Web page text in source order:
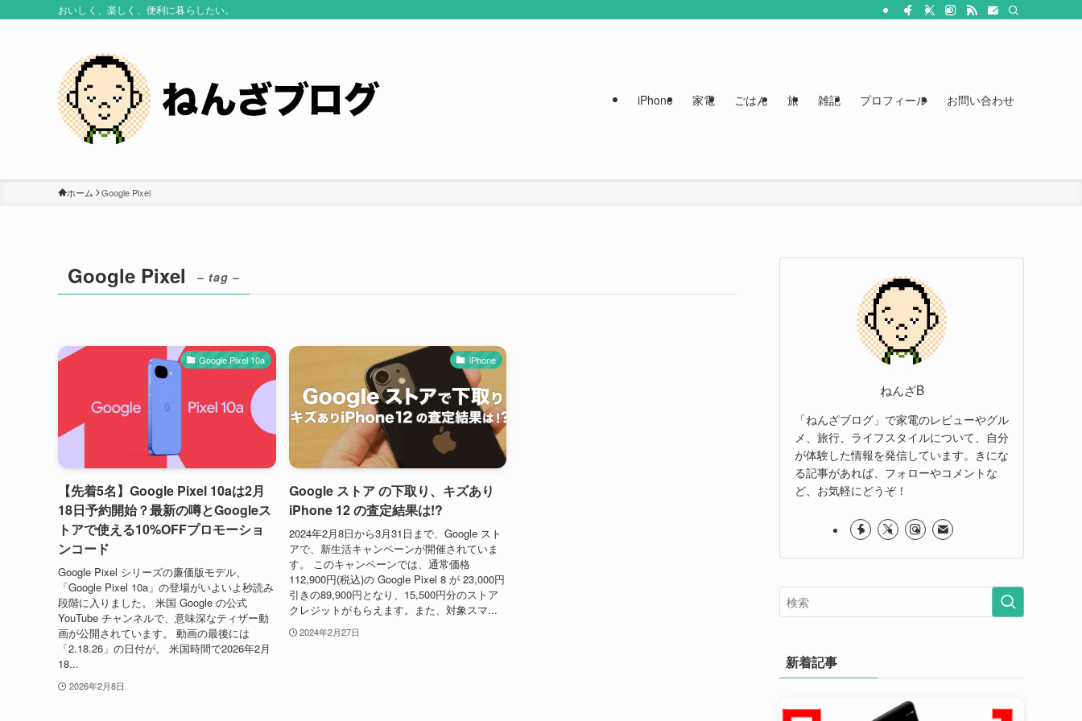
おいしく、楽しく、便利に暮らしたい。
iPhone 家電 ごはん 旅 雑記 プロフィール お問い合わせ
ホーム Google Pixel
Google Pixel – tag –
Google Pixel 10a
【先着5名】Google Pixel 10aは2月
18日予約開始？最新の噂とGoogleス
トアで使える10%OFFプロモーショ
ンコード
Google Pixel シリーズの廉価版モデル、
「Google Pixel 10a」の登場がいよいよ秒読み
段階に入りました。 米国 Google の公式
YouTube チャンネルで、意味深なティザー動
画が公開されています。 動画の最後には
「2.18.26」の日付が。 米国時間で2026年2月
18...
2026年2月8日
iPhone
Google ストア の下取り、キズあり
iPhone 12 の査定結果は!?
2024年2月8日から3月31日まで、Google スト
アで、新生活キャンペーンが開催されていま
す。 このキャンペーンでは、通常価格
112,900円(税込)の Google Pixel 8 が 23,000円
引きの89,900円となり、15,500円分のストア
クレジットがもらえます。また、対象スマ...
2024年2月27日
ねんざB
「ねんざブログ」で家電のレビューやグル
メ、旅行、ライフスタイルについて、自分
が体験した情報を発信しています。きにな
る記事があれば、フォローやコメントな
ど、お気軽にどうぞ！
新着記事